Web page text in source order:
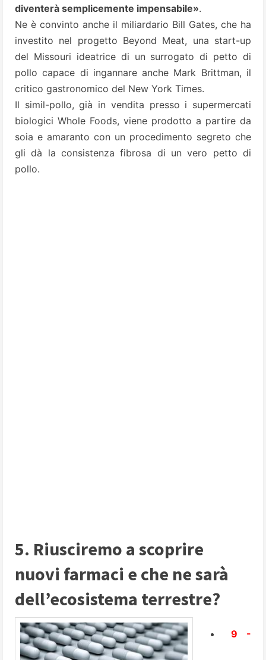
diventerà semplicemente impensabile».
Ne è convinto anche il miliardario Bill Gates, che ha
investito nel progetto Beyond Meat, una start-up
del Missouri ideatrice di un surrogato di petto di
pollo capace di ingannare anche Mark Brittman, il
critico gastronomico del New York Times.
Il simil-pollo, già in vendita presso i supermercati
biologici Whole Foods, viene prodotto a partire da
soia e amaranto con un procedimento segreto che
gli dà la consistenza fibrosa di un vero petto di
pollo.
5. Riusciremo a scoprire
nuovi farmaci e che ne sarà
dell’ecosistema terrestre?
9 -